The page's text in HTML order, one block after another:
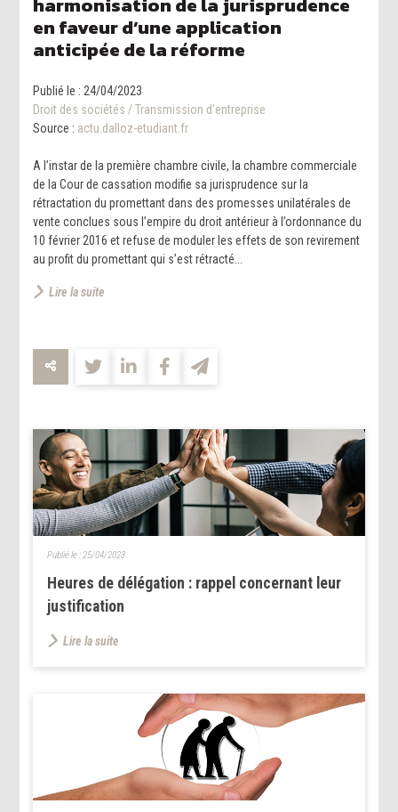
en faveur d’une application
anticipée de la réforme
Publié le : 24/04/2023
Droit des sociétés /Transmission d’entreprise
Source : actu.dalloz-etudiant.fr
A l’instar de la première chambre civile, la chambre commerciale
de la Cour de cassation modifie sa jurisprudence sur la
rétractation du promettant dans des promesses unilatérales de
vente conclues sous l’empire du droit antérieur à l’ordonnance du
10 février 2016 et refuse de moduler les effets de son revirement
au profit du promettant qui s’est rétracté...
Lire la suite
Heures de délégation : rappel concernant leur
justification
Publié le : 25/04/2023
Lire la suite